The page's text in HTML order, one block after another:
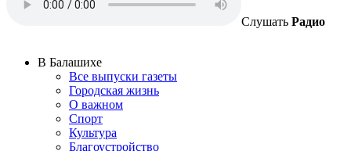
Слушать Радио
В Балашихе
Все выпуски газеты
Городская жизнь
О важном
Спорт
Культура
Благоустройство